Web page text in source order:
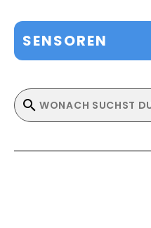
SENSOREN